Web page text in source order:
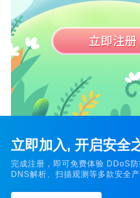
立即加入, 开启安全
完成注册，即可免费体验 DDoS防
DNS解析、扫描观测等多款安全